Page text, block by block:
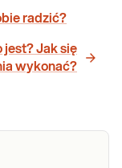
radzić?
jest? Jak się
wykonać?